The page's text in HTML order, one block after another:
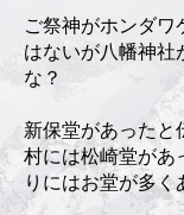
ご祭神がホンダ
はないが八幡神
な？
新保堂があったと
村には松崎堂があ
りにはお堂が多